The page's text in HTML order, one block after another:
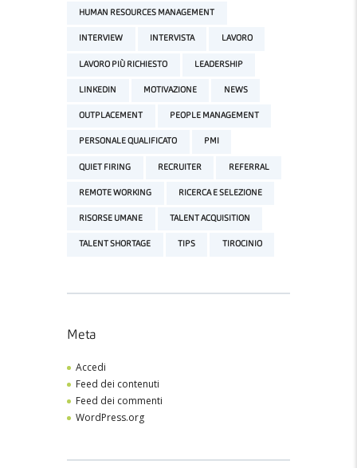
HUMAN RESOURCES MANAGEMENT
INTERVIEW INTERVISTA LAVORO
LAVORO PIÙ RICHIESTO LEADERSHIP
LINKEDIN MOTIVAZIONE NEWS
OUTPLACEMENT PEOPLE MANAGEMENT
PERSONALE QUALIFICATO PMI
QUIET FIRING RECRUITER REFERRAL
REMOTE WORKING RICERCA E SELEZIONE
RISORSE UMANE TALENT ACQUISITION
TALENT SHORTAGE TIPS TIROCINIO
Meta
Accedi
Feed dei contenuti
Feed dei commenti
WordPress.org